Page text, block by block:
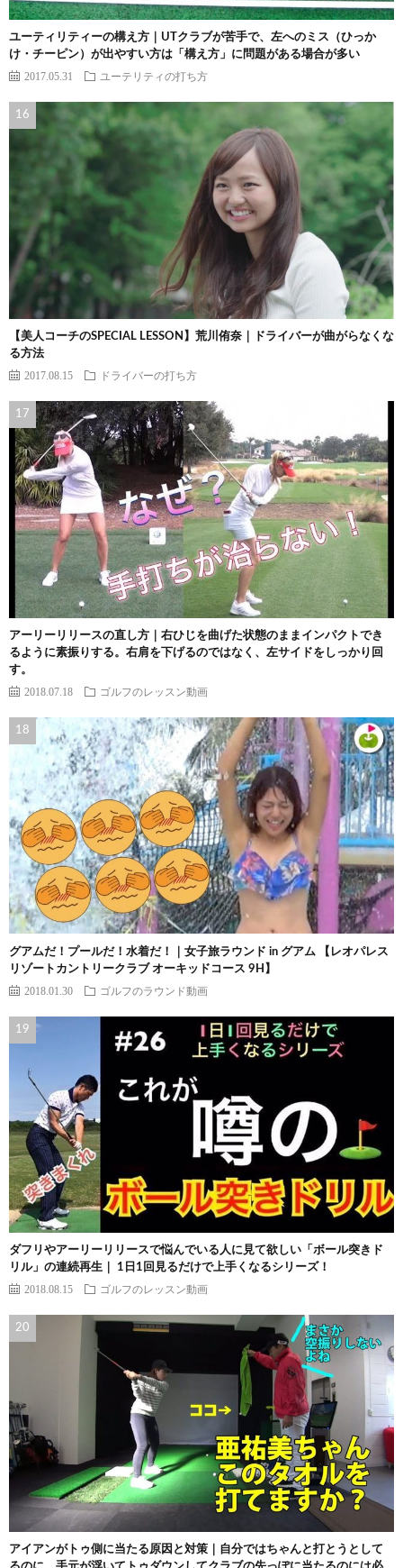
ユーティリティーの構え方｜UTクラブが苦手で、左へのミス（ひっか
け・チーピン）が出やすい方は「構え方」に問題がある場合が多い
2017.05.31 ユーテリティの打ち方
【美人コーチのSPECIAL LESSON】荒川侑奈｜ドライバーが曲がらなくな
る方法
2017.08.15 ドライバーの打ち方
アーリーリリースの直し方｜右ひじを曲げた状態のままインパクトでき
るように素振りする。右肩を下げるのではなく、左サイドをしっかり回
す。
2018.07.18 ゴルフのレッスン動画
グアムだ！プールだ！水着だ！｜女子旅ラウンド in グアム 【レオパレス
リゾートカントリークラブ オーキッドコース 9H】
2018.01.30 ゴルフのラウンド動画
ダフリやアーリーリリースで悩んでいる人に見て欲しい「ボール突きド
リル」の連続再生｜ 1日1回見るだけで上手くなるシリーズ！
2018.08.15 ゴルフのレッスン動画
アイアンがトゥ側に当たる原因と対策｜自分ではちゃんと打とうとして